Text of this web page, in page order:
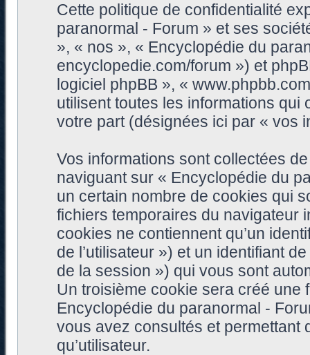
Cette politique de confidentialité
paranormal - Forum » et ses
», « nos », « Encyclopédie du
encyclopedie.com/forum ») et
logiciel phpBB », «
utilisent toutes les informations qui
votre part (désignées ici par « vos
Vos informations sont collectées
naviguant sur « Encyclopédie du
un certain nombre de cookies qui
fichiers temporaires du navigateur
cookies ne contiennent qu’un
de l’utilisateur ») et un identifiant
de la session ») qui vous sont
Un troisième cookie sera créé
Encyclopédie du paranormal -
vous avez consultés et permettant
qu’utilisateur.